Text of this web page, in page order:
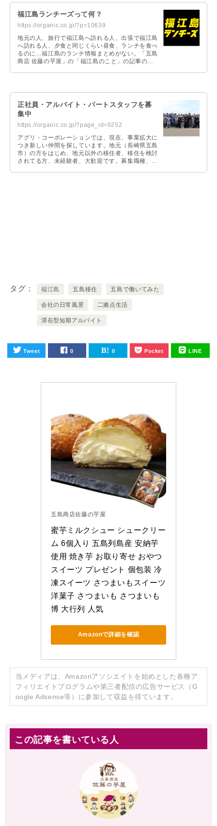
福江島ランチーズって何？
https://organic.co.jp/?p=10639
地元の人、旅行で福江島へ訪れる人、出張で福江島
へ訪れる人、夕食と同じくらい昼食、ランチを食べ
るのに…福江島のランチ情報まとめがない。「五島
商店 佐藤の芋屋」の「福江島のこと」の記事の中
ズ」なのです。
正社員・アルバイト・パートスタッフを募
集中
https://organic.co.jp/?page_id=9252
アグリ・コーポレーションでは、現在、事業拡大に
つき新しい仲間を探しています。地元（長崎県五島
市）の方をはじめ、地元以外の移住者、移住を検討
されてる方、未経験者、大歓迎です。募集職種、ご
タグ 福江島 五島移住 五島で働いてみた
会社の日常風景 二拠点生活
滞在型短期アルバイト
Tweet 0 0 Pocket LINE
五島商店佐藤の芋屋
蜜芋ミルクシュー シュークリー
ム 6個入り 五島列島産 安納芋
使用 焼き芋 お取り寄せ おやつ
スイーツ プレゼント 個包装 冷
凍スイーツ さつまいもスイーツ
洋菓子 さつまいも さつまいも
博 大行列 人気
Amazonで詳細を確認
当メディアは、Amazonアソシエイトを始めとした各種ア
フィリエイトプログラムや第三者配信の広告サービス（G
oogle Adsense等）に参加して収益を得ています。
この記事を書いている人